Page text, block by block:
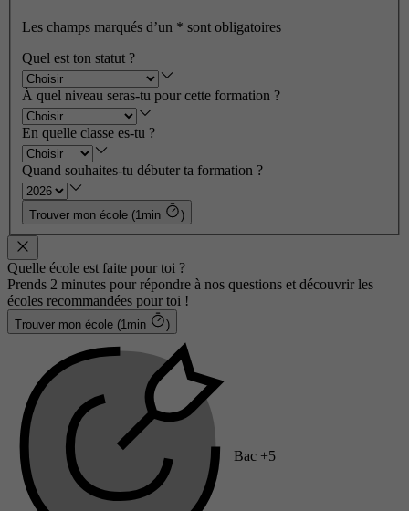
Les champs marqués d’un * sont obligatoires
Quel est ton statut ?
À quel niveau seras-tu pour cette formation ?
En quelle classe es-tu ?
Quand souhaites-tu débuter ta formation ?
Trouver mon école (1min )
Quelle école est faite pour toi ?
Prends 2 minutes pour répondre à nos questions et découvrir les
écoles recommandées pour toi !
Trouver mon école (1min )
Bac +5